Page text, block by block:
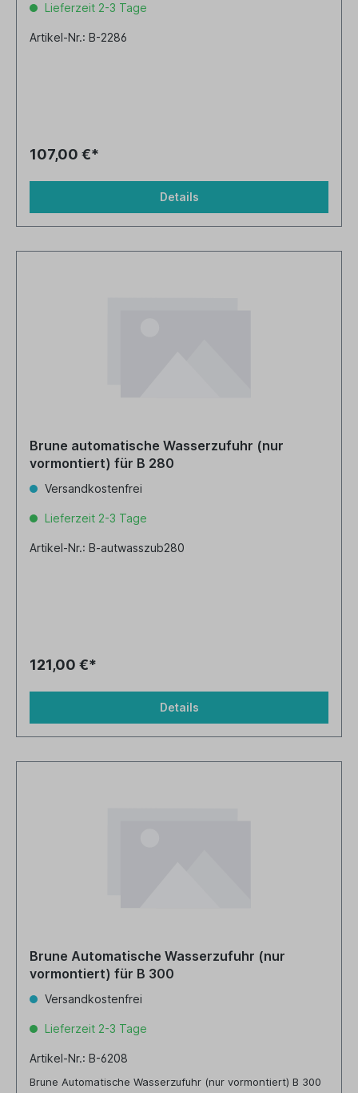
Lieferzeit 2-3 Tage
Artikel-Nr.: B-2286
107,00 €*
Details
Brune automatische Wasserzufuhr (nur
vormontiert) für B 280
Versandkostenfrei
Lieferzeit 2-3 Tage
Artikel-Nr.: B-autwasszub280
121,00 €*
Details
Brune Automatische Wasserzufuhr (nur
vormontiert) für B 300
Versandkostenfrei
Lieferzeit 2-3 Tage
Artikel-Nr.: B-6208
Brune Automatische Wasserzufuhr (nur vormontiert) B 300